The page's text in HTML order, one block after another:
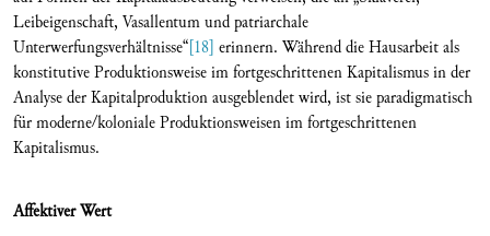
Leibeigenschaft, Vasallentum und patriarchale
Unterwerfungsverhältnisse“[18] erinnern. Während die Hausarbeit als
konstitutive Produktionsweise im fortgeschrittenen Kapitalismus in der
Analyse der Kapitalproduktion ausgeblendet wird, ist sie paradigmatisch
für moderne/koloniale Produktionsweisen im fortgeschrittenen
Kapitalismus.
Affektiver Wert